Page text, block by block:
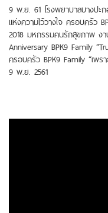
9 พ.ย. 61 โรงพยาบาลบางปะ
แห่งความไว้วางใจ ครอบครัว
2018 มหกรรมคนรักสุขภาพ งา
Anniversary BPK9 Family
ครอบครัว BPK9 Family “เพร
9 พ.ย. 2561